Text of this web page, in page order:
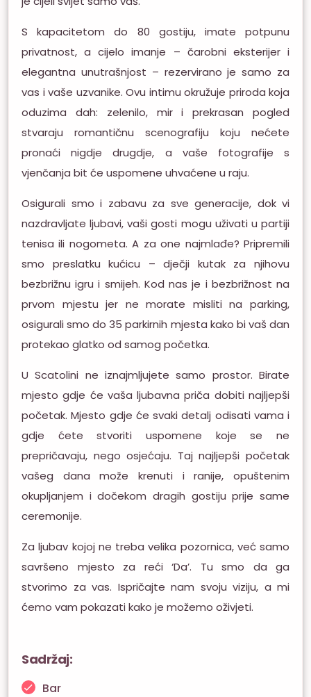
S kapacitetom do 80 gostiju, imate potpunu
privatnost, a cijelo imanje – čarobni eksterijer i
elegantna unutrašnjost – rezervirano je samo za
vas i vaše uzvanike. Ovu intimu okružuje priroda koja
oduzima dah: zelenilo, mir i prekrasan pogled
stvaraju romantičnu scenografiju koju nećete
pronaći nigdje drugdje, a vaše fotografije s
vjenčanja bit će uspomene uhvaćene u raju.
Osigurali smo i zabavu za sve generacije, dok vi
nazdravljate ljubavi, vaši gosti mogu uživati u partiji
tenisa ili nogometa. A za one najmlađe? Pripremili
smo preslatku kućicu – dječji kutak za njihovu
bezbrižnu igru i smijeh. Kod nas je i bezbrižnost na
prvom mjestu jer ne morate misliti na parking,
osigurali smo do 35 parkirnih mjesta kako bi vaš dan
protekao glatko od samog početka.
U Scatolini ne iznajmljujete samo prostor. Birate
mjesto gdje će vaša ljubavna priča dobiti najljepši
početak. Mjesto gdje će svaki detalj odisati vama i
gdje ćete stvoriti uspomene koje se ne
prepričavaju, nego osjećaju. Taj najljepši početak
vašeg dana može krenuti i ranije, opuštenim
okupljanjem i dočekom dragih gostiju prije same
ceremonije.
Za ljubav kojoj ne treba velika pozornica, već samo
savršeno mjesto za reći ‘Da’. Tu smo da ga
stvorimo za vas. Ispričajte nam svoju viziju, a mi
ćemo vam pokazati kako je možemo oživjeti.
Sadržaj:
Bar